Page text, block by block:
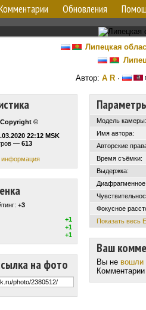
Обновления
Липецкая
Автор: A R·
Copyright ©
22:12 MSK
— 613
информация
+3
+1
+1
+1
на фото
Модель камеры:
Имя автора:
Авторские
Время съёмки:
Выдержка:
Диафрагменное
Фокусное
Показать весь
Ваш
Вы не вошли
Комментарии